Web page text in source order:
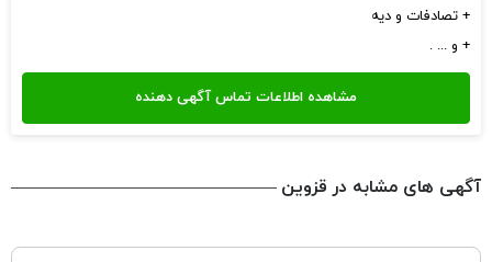
+ تصادفات و دیه
+ و ... .
آگهی های مشابه در قزوین